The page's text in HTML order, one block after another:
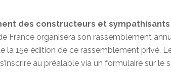
des constructeurs et sympathisants
France organisera son rassemblement
la 15e édition de ce rassemblement privé.
au préalable via un formulaire sur le